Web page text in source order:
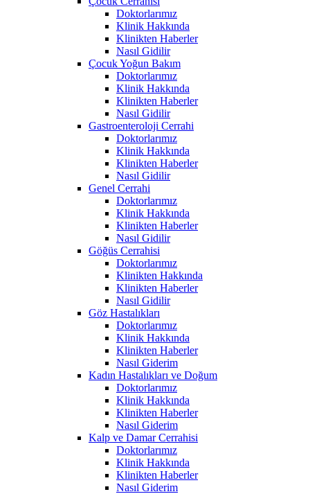
Doktorlarımız
Klinik Hakkında
Klinikten Haberler
Nasıl Gidilir
Çocuk Yoğun Bakım
Doktorlarımız
Klinik Hakkında
Klinikten Haberler
Nasıl Gidilir
Gastroenteroloji Cerrahi
Doktorlarımız
Klinik Hakkında
Klinikten Haberler
Nasıl Gidilir
Genel Cerrahi
Doktorlarımız
Klinik Hakkında
Klinikten Haberler
Nasıl Gidilir
Göğüs Cerrahisi
Doktorlarımız
Klinikten Hakkında
Klinikten Haberler
Nasıl Gidilir
Göz Hastalıkları
Doktorlarımız
Klinik Hakkında
Klinikten Haberler
Nasıl Giderim
Kadın Hastalıkları ve Doğum
Doktorlarımız
Klinik Hakkında
Klinikten Haberler
Nasıl Giderim
Kalp ve Damar Cerrahisi
Doktorlarımız
Klinik Hakkında
Klinikten Haberler
Nasıl Giderim